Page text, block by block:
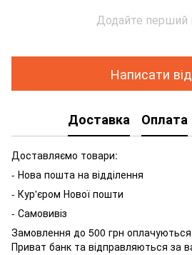
Додайте перший
Написати
Доставка Оплата
Доставляємо товари:
- Нова пошта на відділення
- Кур'єром Нової пошти
- Самовивіз
Замовлення до 500 грн оплачуються
Приват банк та відправляються за